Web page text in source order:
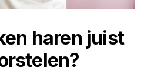
haren juist